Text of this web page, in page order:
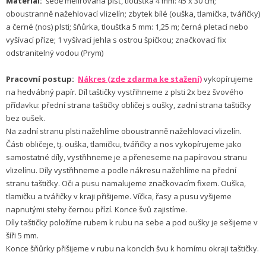
oboustranně nažehlovací vlizelín; zbytek bílé (ouška, tlamička, tvářičky)
a černé (nos) plsti; šňůrka, tloušťka 5 mm: 1,25 m; černá pletací nebo
vyšívací příze; 1 vyšívací jehla s ostrou špičkou; značkovací fix
odstranitelný vodou (Prym)
Pracovní postup: Nákres (zde zdarma ke stažení)vykopírujeme
na hedvábný papír. Díl taštičky vystřihneme z plsti 2x bez švového
přídavku: přední strana taštičky obličej s oušky, zadní strana taštičky
bez oušek.
Na zadní stranu plsti nažehlíme oboustranně nažehlovací vlizelín.
Části obličeje, tj. ouška, tlamičku, tvářičky a nos vykopírujeme jako
samostatné díly, vystřihneme je a přeneseme na papírovou stranu
vlizelínu. Díly vystřihneme a podle nákresu nažehlíme na přední
stranu taštičky. Oči a pusu namalujeme značkovacím fixem. Ouška,
tlamičku a tvářičky v kraji přišijeme. Víčka, řasy a pusu vyšijeme
napnutými stehy černou přízí. Konce švů zajistíme.
Díly taštičky položíme rubem k rubu na sebe a pod oušky je sešijeme v
šíři 5 mm.
Konce šňůrky přišijeme v rubu na koncích švu k hornímu okraji taštičky.